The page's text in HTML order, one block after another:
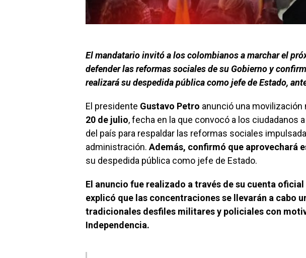
El mandatario invitó a los colombianos a marchar el
defender las reformas sociales de su Gobierno y
realizará su despedida pública como jefe de Estado,
El presidente Gustavo Petro anunció una movilización
20 de julio, fecha en la que convocó a los ciudadanos
del país para respaldar las reformas sociales
administración. Además, confirmó que aprovechará
su despedida pública como jefe de Estado.
El anuncio fue realizado a través de su cuenta
explicó que las concentraciones se llevarán a cabo
tradicionales desfiles militares y policiales con
Independencia.